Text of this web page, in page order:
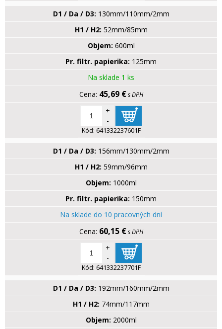
D1 / Da / D3: 130mm/110mm/2mm
H1 / H2: 52mm/85mm
Objem: 600ml
Pr. filtr. papierika: 125mm
Na sklade 1 ks
45,69 € s DPH
+
-
Kód: 641332237601F
D1 / Da / D3: 156mm/130mm/2mm
H1 / H2: 59mm/96mm
Objem: 1000ml
Pr. filtr. papierika: 150mm
Na sklade do 10 pracovných dní
60,15 € s DPH
+
-
Kód: 641332237701F
D1 / Da / D3: 192mm/160mm/2mm
H1 / H2: 74mm/117mm
Objem: 2000ml